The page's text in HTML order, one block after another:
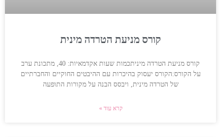
קורס מניעת הטרדה מינית
קורס מניעת הטרדה מיניתכמות שעות אקדמאיות: 40, מתכונת ערב
על הקורס:הקורס יעסוק בהיכרות עם ההיבטים החוקיים והחברתיים
של הטרדה מינית, ויבסס הבנה על מקורות התופעה
קרא עוד »